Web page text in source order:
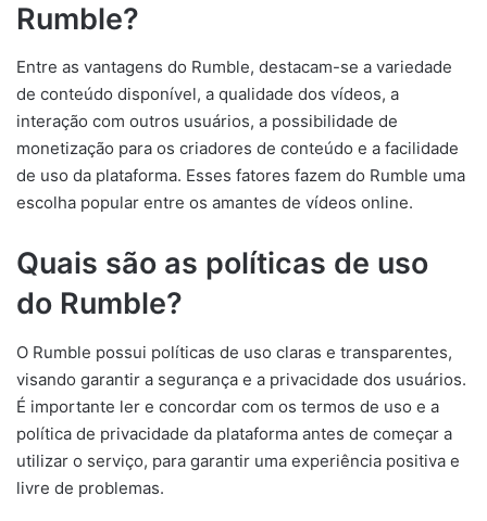
Rumble?
Entre as vantagens do Rumble, destacam-se a variedade
de conteúdo disponível, a qualidade dos vídeos, a
interação com outros usuários, a possibilidade de
monetização para os criadores de conteúdo e a facilidade
de uso da plataforma. Esses fatores fazem do Rumble uma
escolha popular entre os amantes de vídeos online.
Quais são as políticas de uso
do Rumble?
O Rumble possui políticas de uso claras e transparentes,
visando garantir a segurança e a privacidade dos usuários.
É importante ler e concordar com os termos de uso e a
política de privacidade da plataforma antes de começar a
utilizar o serviço, para garantir uma experiência positiva e
livre de problemas.